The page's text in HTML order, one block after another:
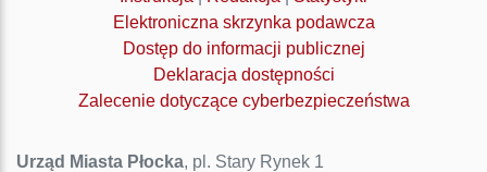
Elektroniczna skrzynka podawcza
Dostęp do informacji publicznej
Deklaracja dostępności
Zalecenie dotyczące cyberbezpieczeństwa
Urząd Miasta Płocka, pl. Stary Rynek 1